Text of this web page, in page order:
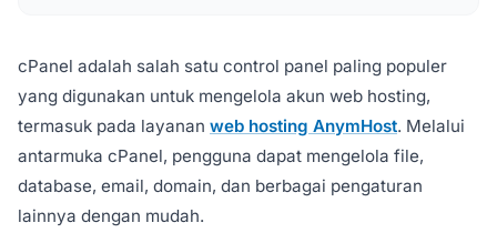
cPanel adalah salah satu control panel paling populer
yang digunakan untuk mengelola akun web hosting,
termasuk pada layanan web hosting AnymHost. Melalui
antarmuka cPanel, pengguna dapat mengelola file,
database, email, domain, dan berbagai pengaturan
lainnya dengan mudah.